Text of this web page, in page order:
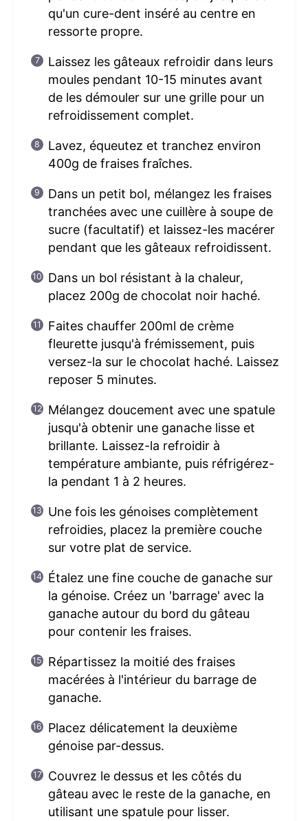
qu'un cure-dent inséré au centre en
ressorte propre.
Laissez les gâteaux refroidir dans leurs
moules pendant 10-15 minutes avant
de les démouler sur une grille pour un
refroidissement complet.
Lavez, équeutez et tranchez environ
400g de fraises fraîches.
Dans un petit bol, mélangez les fraises
tranchées avec une cuillère à soupe de
sucre (facultatif) et laissez-les macérer
pendant que les gâteaux refroidissent.
Dans un bol résistant à la chaleur,
placez 200g de chocolat noir haché.
Faites chauffer 200ml de crème
fleurette jusqu'à frémissement, puis
versez-la sur le chocolat haché. Laissez
reposer 5 minutes.
Mélangez doucement avec une spatule
jusqu'à obtenir une ganache lisse et
brillante. Laissez-la refroidir à
température ambiante, puis réfrigérez-
la pendant 1 à 2 heures.
Une fois les génoises complètement
refroidies, placez la première couche
sur votre plat de service.
Étalez une fine couche de ganache sur
la génoise. Créez un 'barrage' avec la
ganache autour du bord du gâteau
pour contenir les fraises.
Répartissez la moitié des fraises
macérées à l'intérieur du barrage de
ganache.
Placez délicatement la deuxième
génoise par-dessus.
Couvrez le dessus et les côtés du
gâteau avec le reste de la ganache, en
utilisant une spatule pour lisser.